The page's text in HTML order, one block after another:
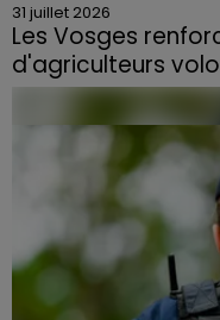
31 juillet 2026
Les Vosges
d'agriculteurs
Face à la
la Chambre
aux agriculteurs